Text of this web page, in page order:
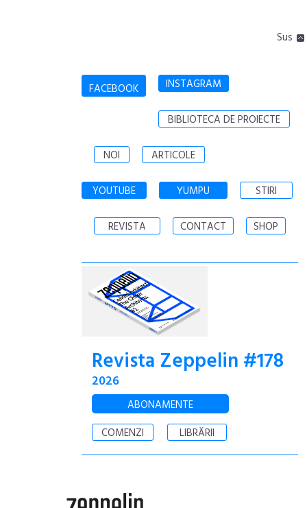
Sus
FACEBOOK INSTAGRAM
BIBLIOTECA DE PROIECTE
NOI ARTICOLE
YOUTUBE YUMPU STIRI
REVISTA CONTACT SHOP
Revista Zeppelin #178
2026
ABONAMENTE
COMENZI
LIBRĂRII